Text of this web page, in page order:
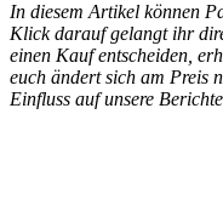
In diesem Artikel können
Klick darauf gelangt ihr
einen Kauf entscheiden,
euch ändert sich am Preis
Einfluss auf unsere